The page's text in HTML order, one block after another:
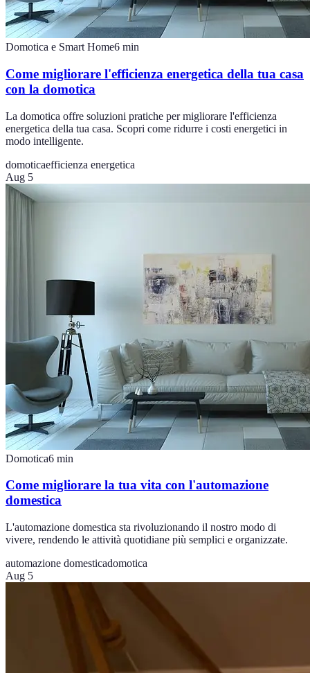
Domotica e Smart Home6 min
Come migliorare l'efficienza energetica della tua casa
con la domotica
La domotica offre soluzioni pratiche per migliorare l'efficienza
energetica della tua casa. Scopri come ridurre i costi energetici in
modo intelligente.
domoticaefficienza energetica
Aug 5
Domotica6 min
Come migliorare la tua vita con l'automazione
domestica
L'automazione domestica sta rivoluzionando il nostro modo di
vivere, rendendo le attività quotidiane più semplici e organizzate.
automazione domesticadomotica
Aug 5